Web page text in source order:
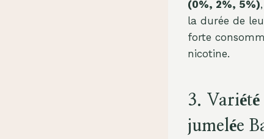
(0%, 2%, 5%)
la durée de
forte
nicotine.
3.
jumelée